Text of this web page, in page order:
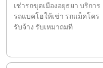
เช่ารถขุดเมืองอยุธยา บริการ
รถแบคโฮให้เช่า รถแม็คโคร
รับจ้าง รับเหมาถมที